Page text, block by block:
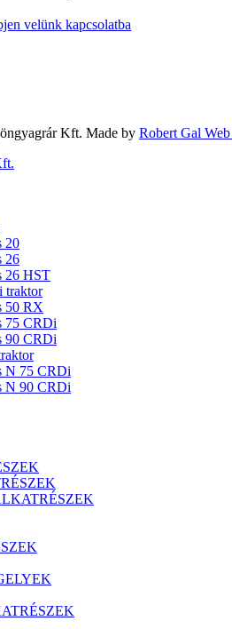
velünk kapcsolatba
Kft. Made by Robert Gal
20
26
26 HST
traktor
50 RX
75 CRDi
90 CRDi
N 75 CRDi
N 90 CRDi